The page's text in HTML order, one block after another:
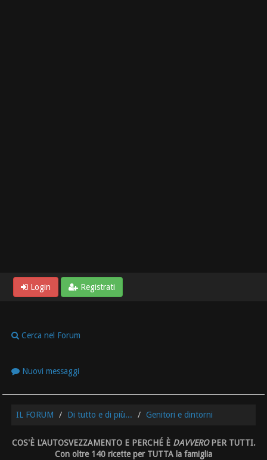
Login Registrati
Cerca nel Forum
Nuovi messaggi
IL FORUM Di tutto e di più... Genitori e dintorni
COS'È L'AUTOSVEZZAMENTO E PERCHÉ È DAVVEROPER TUTTI.
Con oltre 140 ricette per TUTTA la famiglia